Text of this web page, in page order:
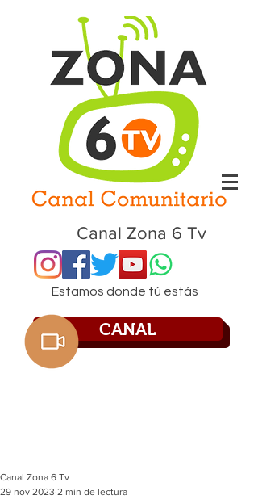
Canal Zona 6 Tv
Estamos donde tú estás
CANAL
Canal Zona 6 Tv
29 nov 2023 2 min de lectura